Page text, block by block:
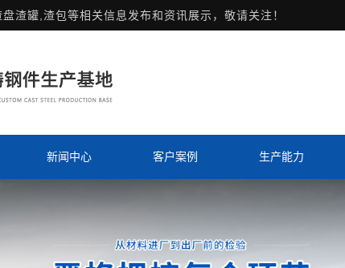
盘渣罐,渣包等相关信息发布和资讯展示，敬请关注！
新闻中心 客户案例 生产能力